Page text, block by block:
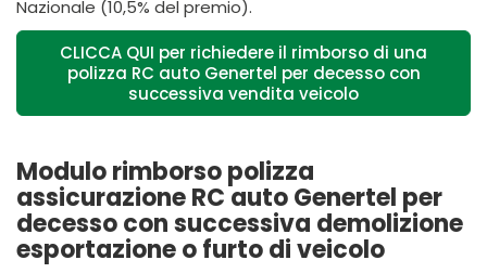
Nazionale (10,5% del premio).
CLICCA QUI per richiedere il rimborso di una
polizza RC auto Genertel per decesso con
successiva vendita veicolo
Modulo rimborso polizza
assicurazione RC auto Genertel per
decesso con successiva demolizione
esportazione o furto di veicolo